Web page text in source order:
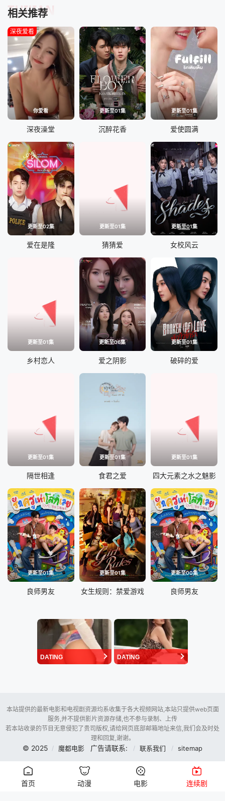
相关推荐
TUIJIAN
你爱看
深夜爱看
深夜澡堂
更新至01集
沉醉花香
更新至01集
爱使圆满
更新至02集
爱在是隆
更新至01集
猜猜爱
更新至01集
女校风云
更新至01集
乡村恋人
更新至06集
爱之阴影
更新至01集
破碎的爱
更新至01集
隔世相逢
更新至01集
食君之爱
更新至01集
四大元素之水之魅影
更新至01集
良师男友
更新至01集
女生规则：禁爱游戏
更新至00集
良师男友
DATING DATING
本站提供的最新电影和电视剧资源均系收集于各大视频网站,本站只提供web页面
服务,并不提供影片资源存储,也不参与录制、上传
若本站收录的节目无意侵犯了贵司版权,请给网页底部邮箱地址来信,我们会及时处
理和回复,谢谢。
© 2025 魔都电影 广告请联系: 联系我们 sitemap
首页 动漫 电影
连续剧